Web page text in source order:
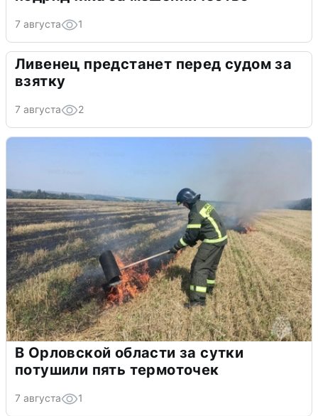
7 августа 1
Ливенец предстанет перед судом за
взятку
7 августа 2
В Орловской области за сутки
потушили пять термоточек
7 августа 1